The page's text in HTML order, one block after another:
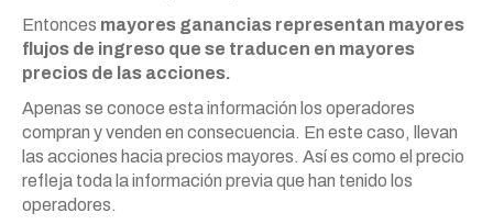
Entonces mayores ganancias representan mayores
flujos de ingreso que se traducen en mayores
precios de las acciones.
Apenas se conoce esta información los operadores
compran y venden en consecuencia. En este caso, llevan
las acciones hacia precios mayores. Así es como el precio
refleja toda la información previa que han tenido los
operadores.